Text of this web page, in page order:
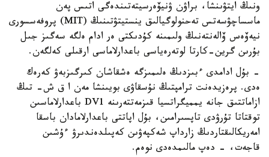
ونىڭ ايتۋىنشا، براۋن ۋنيۆەرسيتەتىندەگى اتىس پەن
ماسساچۋسەتس تەحنولوگيالىق ينستيتۋتىنىڭ (MIT) پروفەسسورى
نيەۆەس ۆالەنتەنىڭ ولىمىنە كۇدىكتى ەر ادام ەلگە سەگىز جىل
بۇرىن گرين-كارتا لوتەرەياسى باعدارلاماسى ارقىلى كەلگەن.
- بۇل ادامدى ءبىزدىڭ ەلىمىزگە ەشقاشان كىرگىزبەۋ كەرەك
ەدى. پرەزيدەنت ترامپتىڭ نۇسقاۋى بويىنشا مەن ا ق ش- تىڭ
ازاماتتىق جانە يمميگراتسيا قىزمەتتەرىنە DV1 باعدارلاماسىن
توقتاتا تۇرۋدى تاپسىرامىن، بۇل اپاتتى باعدارلامادان باسقا
امەريكالىقتاردىڭ زارداپ شەكپەۋىن كەپىلدەندىرۋ ءۇشىن
قاجەت، - دەپ مالىمدەدى نوەم.